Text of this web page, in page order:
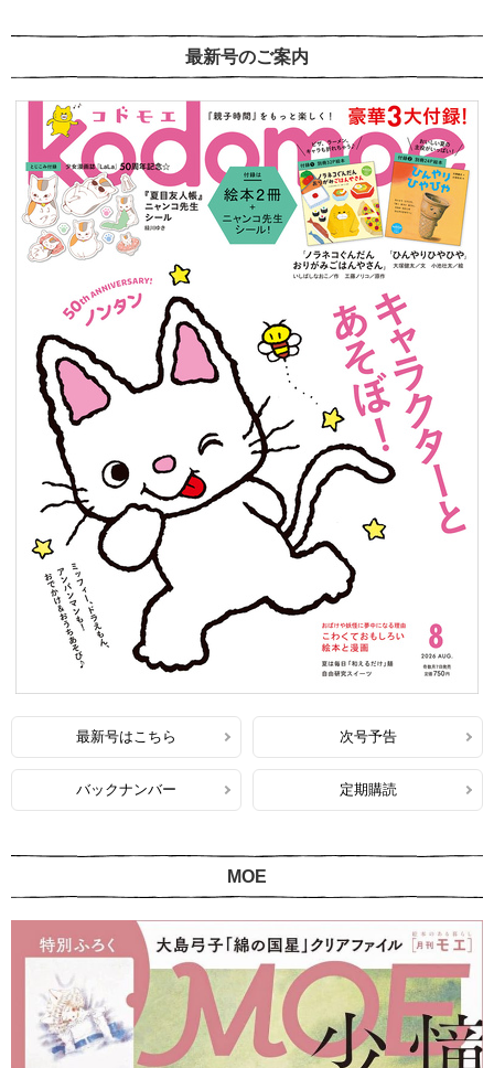
最新号のご案内
最新号はこちら 次号予告
バックナンバー 定期購読
MOE